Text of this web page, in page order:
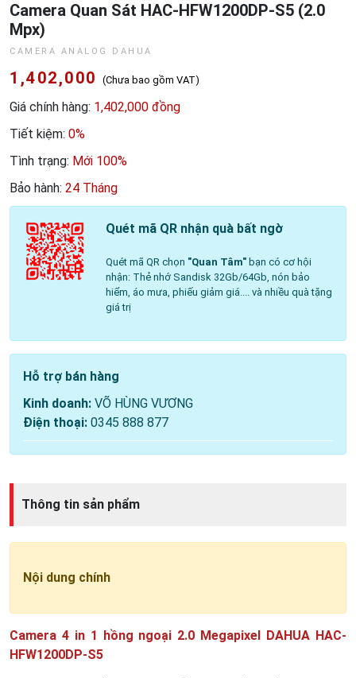
Camera Quan Sát HAC-HFW1200DP-S5 (2.0
Mpx)
CAMERA ANALOG DAHUA
1,402,000 (Chưa bao gồm VAT)
Giá chính hàng: 1,402,000 đồng
Tiết kiệm: 0%
Tình trạng: Mới 100%
Bảo hành: 24 Tháng
Quét mã QR nhận quà bất ngờ
Quét mã QR chọn "Quan Tâm"bạn có cơ hội
nhận: Thẻ nhớ Sandisk 32Gb/64Gb, nón bảo
hiểm, áo mưa, phiếu giảm giá.... và nhiều quà tặng
giá trị
Hỗ trợ bán hàng
Kinh doanh: VÕ HÙNG VƯƠNG
Điện thoại: 0345 888 877
Thông tin sản phẩm
Nội dung chính
Camera 4 in 1 hồng ngoại 2.0 Megapixel DAHUA HAC-
HFW1200DP-S5